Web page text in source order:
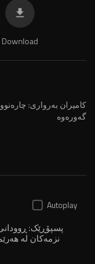
Download
⁣کامیران بەرواری:
گەورەوە
Autoplay
پسپۆڕێک:
نزمەکان لە